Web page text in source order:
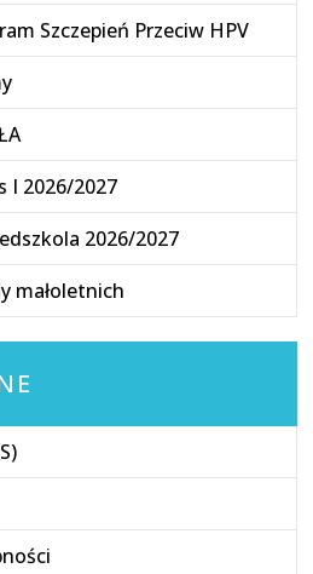
Szczepień Przeciw HPV
I 2026/2027
2026/2027
małoletnich